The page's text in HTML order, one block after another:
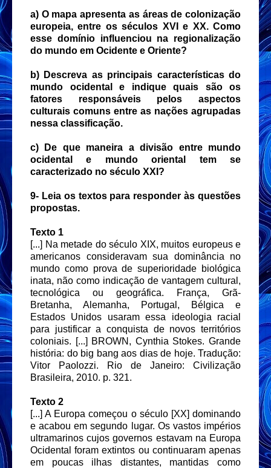
a) O mapa apresenta as áreas de colonização
europeia, entre os séculos XVI e XX. Como
esse domínio influenciou na regionalização
do mundo em Ocidente e Oriente?
b) Descreva as principais características do
mundo ocidental e indique quais são os
fatores responsáveis pelos aspectos
culturais comuns entre as nações agrupadas
nessa classificação.
c) De que maneira a divisão entre mundo
ocidental e mundo oriental tem se
caracterizado no século XXI?
9- Leia os textos para responder às questões
propostas.
Texto 1
[...] Na metade do século XIX, muitos europeus e
americanos consideravam sua dominância no
mundo como prova de superioridade biológica
inata, não como indicação de vantagem cultural,
tecnológica ou geográfica. França, Grã-
Bretanha, Alemanha, Portugal, Bélgica e
Estados Unidos usaram essa ideologia racial
para justificar a conquista de novos territórios
coloniais. [...] BROWN, Cynthia Stokes. Grande
história: do big bang aos dias de hoje. Tradução:
Vitor Paolozzi. Rio de Janeiro: Civilização
Brasileira, 2010. p. 321.
Texto 2
[...] A Europa começou o século [XX] dominando
e acabou em segundo lugar. Os vastos impérios
ultramarinos cujos governos estavam na Europa
Ocidental foram extintos ou continuaram apenas
em poucas ilhas distantes, mantidas como